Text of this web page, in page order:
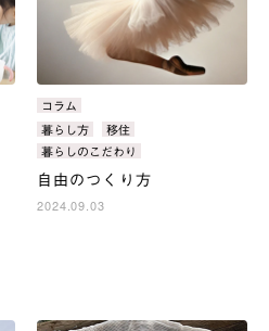
カ
テ
ゴ
リ：
コラム
タ
グ：
暮らし方
移住
暮らしのこだわり
自由のつくり方
2024.09.03